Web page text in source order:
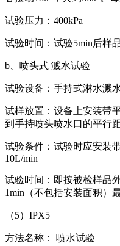
试验压力：400kPa
试验时间：试验5min后样
b、喷头式 溅水试验
试验设备：手持式淋水溅
试样放置：设备上安装带
到手持喷头喷水口的平行
试验条件：试验时应安装
10L/min
试验时间：即按被检样品
1min（不包括安装面积）最
（5）IPX5
方法名称： 喷水试验